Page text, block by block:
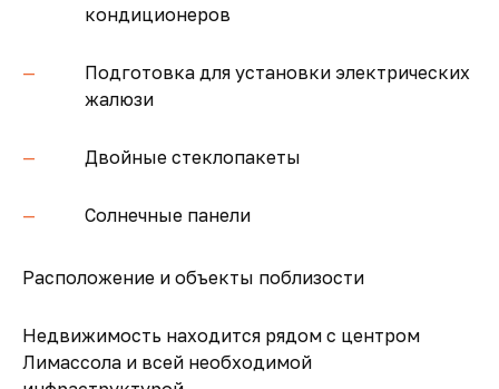
кондиционеров
Подготовка для установки электрических
жалюзи
Двойные стеклопакеты
Солнечные панели
Расположение и объекты поблизости
Недвижимость находится рядом с центром
Лимассола и всей необходимой